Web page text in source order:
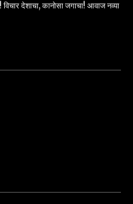
देशाचा, कानोसा जगाचा! आवाज नव्या